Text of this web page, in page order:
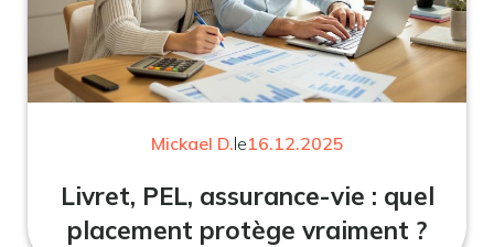
Mickael D.le16.12.2025
Livret, PEL, assurance-vie : quel
placement protège vraiment ?